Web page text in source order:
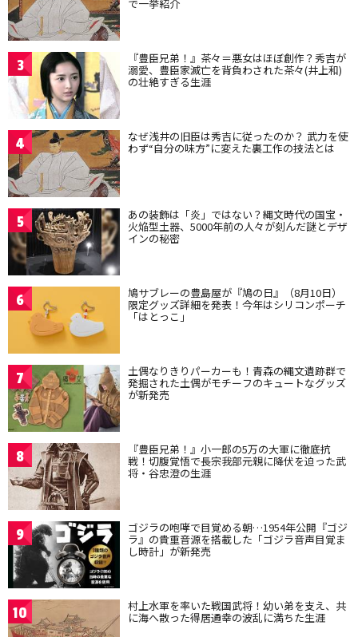
で一挙紹介
3 『豊臣兄弟！』茶々＝悪女はほぼ創作？秀吉が
溺愛、豊臣家滅亡を背負わされた茶々(井上和)
の壮絶すぎる生涯
4 なぜ浅井の旧臣は秀吉に従ったのか？ 武力を使
わず“自分の味方”に変えた裏工作の技法とは
5 あの装飾は「炎」ではない？縄文時代の国宝・
火焔型土器、5000年前の人々が刻んだ謎とデザ
インの秘密
6 鳩サブレーの豊島屋が『鳩の日』（8月10日）
限定グッズ詳細を発表！今年はシリコンポーチ
「はとっこ」
7 土偶なりきりパーカーも！青森の縄文遺跡群で
発掘された土偶がモチーフのキュートなグッズ
が新発売
8 『豊臣兄弟！』小一郎の5万の大軍に徹底抗
戦！切腹覚悟で長宗我部元親に降伏を迫った武
将・谷忠澄の生涯
9 ゴジラの咆哮で目覚める朝…1954年公開『ゴジ
ラ』の貴重音源を搭載した「ゴジラ音声目覚ま
し時計」が新発売
10 村上水軍を率いた戦国武将！幼い弟を支え、共
に海へ散った得居通幸の波乱に満ちた生涯